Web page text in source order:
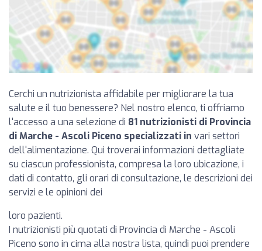
Cerchi un nutrizionista affidabile per migliorare la tua
salute e il tuo benessere? Nel nostro elenco, ti offriamo
l'accesso a una selezione di 81 nutrizionisti di Provincia
di Marche - Ascoli Piceno specializzati in vari settori
dell'alimentazione. Qui troverai informazioni dettagliate
su ciascun professionista, compresa la loro ubicazione, i
dati di contatto, gli orari di consultazione, le descrizioni dei
servizi e le opinioni dei
loro pazienti.
I nutrizionisti più quotati di Provincia di Marche - Ascoli
Piceno sono in cima alla nostra lista, quindi puoi prendere